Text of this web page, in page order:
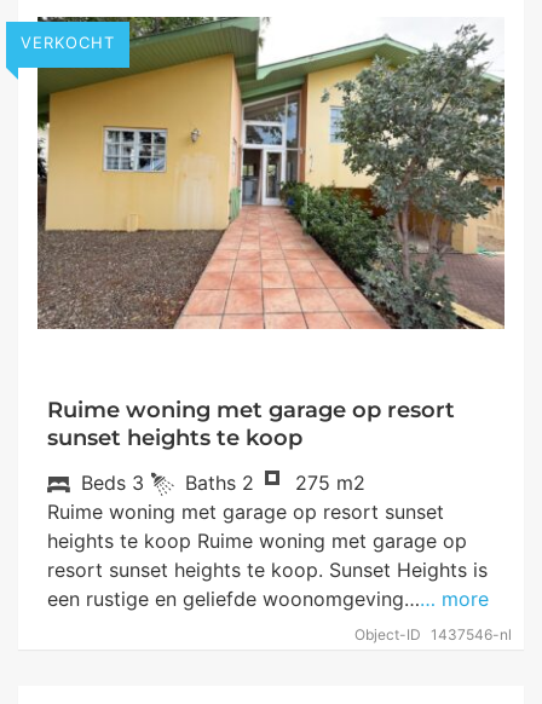
VERKOCHT
Ruime woning met garage op resort
sunset heights te koop
Object-ID 1437546-nl
Beds 3 Baths 2
275 m2
Ruime woning met garage op resort sunset
heights te koop Ruime woning met garage op
resort sunset heights te koop. Sunset Heights is
een rustige en geliefde woonomgeving…… more